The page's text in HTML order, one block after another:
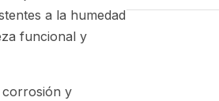
a la humedad
funcional y
corrosión y